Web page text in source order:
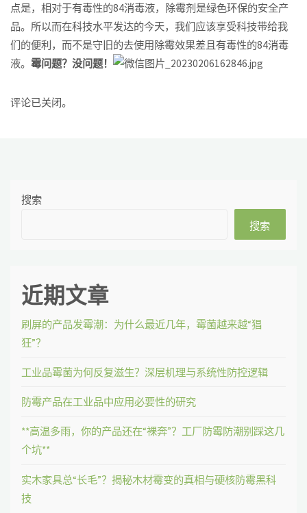
点是，相对于有毒性的84消毒液，除霉剂是绿色环保的安全产
品。所以而在科技水平发达的今天，我们应该享受科技带给我
们的便利，而不是守旧的去使用除霉效果差且有毒性的84消毒
液。霉问题？没问题！
评论已关闭。
搜索
搜索
近期文章
刷屏的产品发霉潮：为什么最近几年，霉菌越来越“猖
狂”？
工业品霉菌为何反复滋生？深层机理与系统性防控逻辑
防霉产品在工业品中应用必要性的研究
**高温多雨，你的产品还在“裸奔”？工厂防霉防潮别踩这几
个坑**
实木家具总“长毛”？揭秘木材霉变的真相与硬核防霉黑科
技